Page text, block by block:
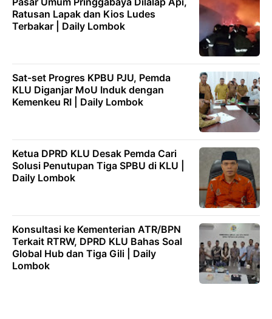
Ratusan Lapak dan Kios Ludes
Terbakar | Daily Lombok
Sat-set Progres KPBU PJU, Pemda
KLU Diganjar MoU Induk dengan
Kemenkeu RI | Daily Lombok
Ketua DPRD KLU Desak Pemda Cari
Solusi Penutupan Tiga SPBU di KLU |
Daily Lombok
Konsultasi ke Kementerian ATR/BPN
Terkait RTRW, DPRD KLU Bahas Soal
Global Hub dan Tiga Gili | Daily
Lombok